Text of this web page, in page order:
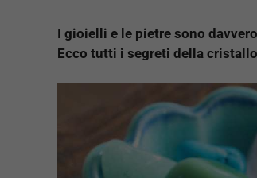
I gioielli e le pietre sono
Ecco tutti i segreti della